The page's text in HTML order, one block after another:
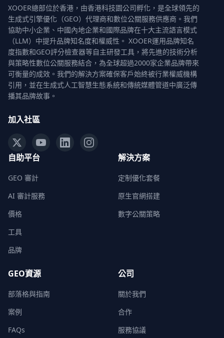
XOOER總部位於香港，由香港科技園公司孵化，是全球領先的
生成式引擎優化（GEO）代理商和數位公關服務供應商。我們
協助中小企業、中國內地企業和國際品牌在十大主流語言模式
（LLM）中提升品牌知名度和權威性。 XOOER運用品牌知名
度指數和GEO評分檢查器等自主研發工具，將先進的技術分析
與策略性數位公關服務結合，為全球超過2000家企業品牌帶來
可衡量的成效。我們的解決方案確保客戶始終被行業權威機構
引用，並在生成式人工智慧生態系統和傳統媒體管道中廣泛傳
播其品牌故事。
加入社區
自助平台
GEO 審計
AI 審計服務
價格
工具
品牌
解決方案
定制優化套餐
原生官網搭建
數字公關策略
GEO資源
部落格與指南
案例
FAQs
公司
關於我們
合作
服務協議